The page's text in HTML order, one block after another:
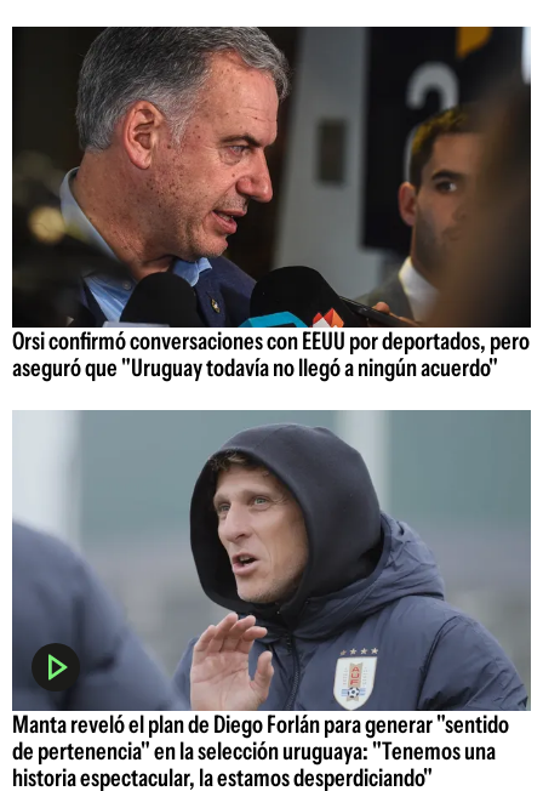
Orsi confirmó conversaciones con EEUU por deportados, pero
aseguró que "Uruguay todavía no llegó a ningún acuerdo"
Manta reveló el plan de Diego Forlán para generar "sentido
de pertenencia" en la selección uruguaya: "Tenemos una
historia espectacular, la estamos desperdiciando"